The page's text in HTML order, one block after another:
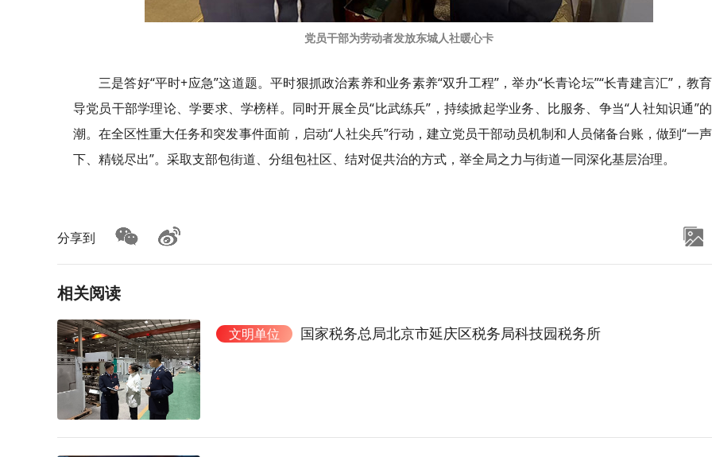
党员干部为劳动者发放东城人社暖心卡
三是答好“平时+应急”这道题。平时狠抓政治素养和业务素养“双升工程”，举办“长青论坛”“长青建言汇”，教
导党员干部学理论、学要求、学榜样。同时开展全员“比武练兵”，持续掀起学业务、比服务、争当“人社知识通”
潮。在全区性重大任务和突发事件面前，启动“人社尖兵”行动，建立党员干部动员机制和人员储备台账，做到“一
下、精锐尽出”。采取支部包街道、分组包社区、结对促共治的方式，举全局之力与街道一同深化基层治理。
分享到
相关阅读
文明单位 国家税务总局北京市延庆区税务局科技园税务所